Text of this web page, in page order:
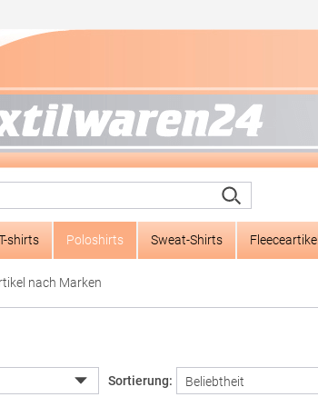
shirts Poloshirts Sweat-Shirts Fleeceartikel
nach Marken
Sortierung: